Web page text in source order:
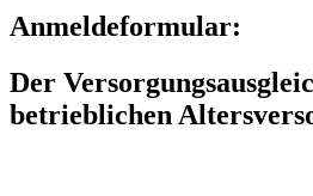
Anmeldeformular:
Der
betrieblichen